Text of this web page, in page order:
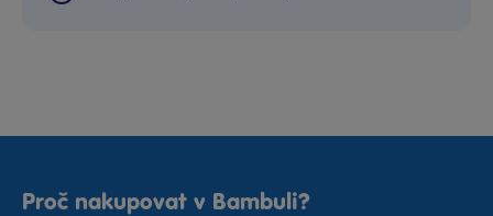
Proč nakupovat v Bambuli?